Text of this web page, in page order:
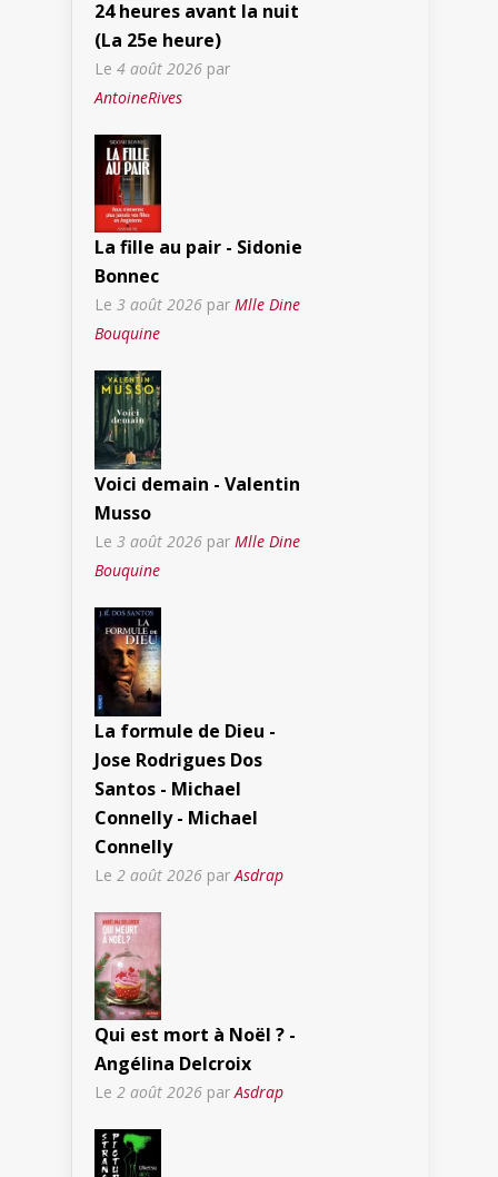
24 heures avant la nuit
(La 25e heure)
Le 4 août 2026 par
AntoineRives
La fille au pair - Sidonie
Bonnec
Le 3 août 2026 par Mlle Dine
Bouquine
Voici demain - Valentin
Musso
Le 3 août 2026 par Mlle Dine
Bouquine
La formule de Dieu -
Jose Rodrigues Dos
Santos - Michael
Connelly - Michael
Connelly
Le 2 août 2026 parAsdrap
Qui est mort à Noël ? -
Angélina Delcroix
Le 2 août 2026 par Asdrap